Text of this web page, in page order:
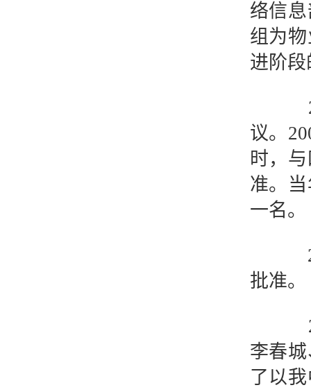
络信
组为
进阶
议。
时，
准。
一名。
批准。
李春
了以